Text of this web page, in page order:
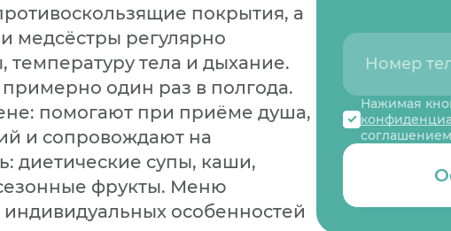
покрытия, а
медсёстры регулярно
температуру тела и дыхание.
один раз в полгода.
помогают при приёме душа,
и сопровождают на
диетические супы, каши,
фрукты. Меню
особенностей
Нажимая
соглашением